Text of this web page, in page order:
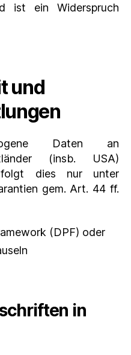
ist ein Widerspruch
und
Daten an
(insb. USA)
dies nur unter
gem. Art. 44 ff.
(DPF) oder
in